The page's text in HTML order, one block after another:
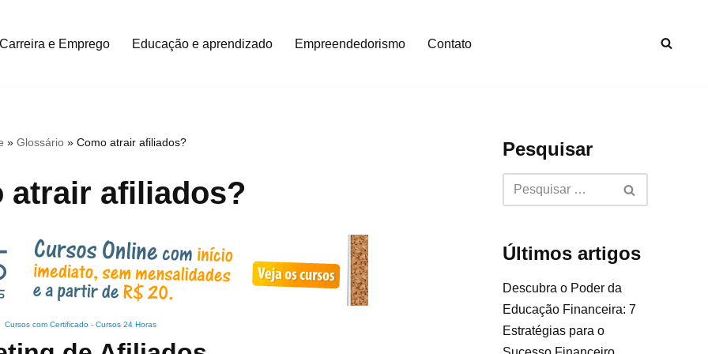
Carreira e Emprego Educação e aprendizado Empreendedorismo Contato
»Glossário »Como atrair afiliados?
atrair afiliados?
Cursos com Certificado- Cursos 24 Horas
Pesquisar
Últimos artigos
Descubra o Poder da
Educação Financeira: 7
Estratégias para o